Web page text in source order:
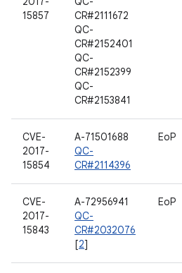
15857
CR#2111672
QC-
CR#2152401
QC-
CR#2152399
QC-
CR#2153841
CVE-
2017-
15854
A-71501688
QC-
CR#2114396
EoP
CVE-
2017-
15843
A-72956941
QC-
CR#2032076
[2]
EoP